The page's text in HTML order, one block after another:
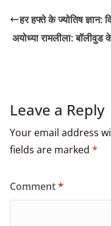
हर हफ्ते के ज्योतिष ज्ञान:
अयोध्या रामलीला:
Leave a Reply
Your email address
fields are marked *
Comment*